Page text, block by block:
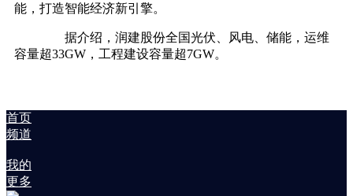
能，打造智能经济新引擎。
据介绍，润建股份全国光伏、风电、储能，运维
容量超33GW，工程建设容量超7GW。
首页
频道
我的
更多